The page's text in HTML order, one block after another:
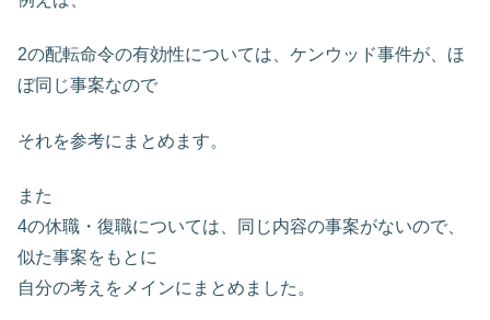
2の配転命令の有効性については、ケンウッド事件が、ほ
ぼ同じ事案なので
それを参考にまとめます。
また
4の休職・復職については、同じ内容の事案がないので、
似た事案をもとに
自分の考えをメインにまとめました。